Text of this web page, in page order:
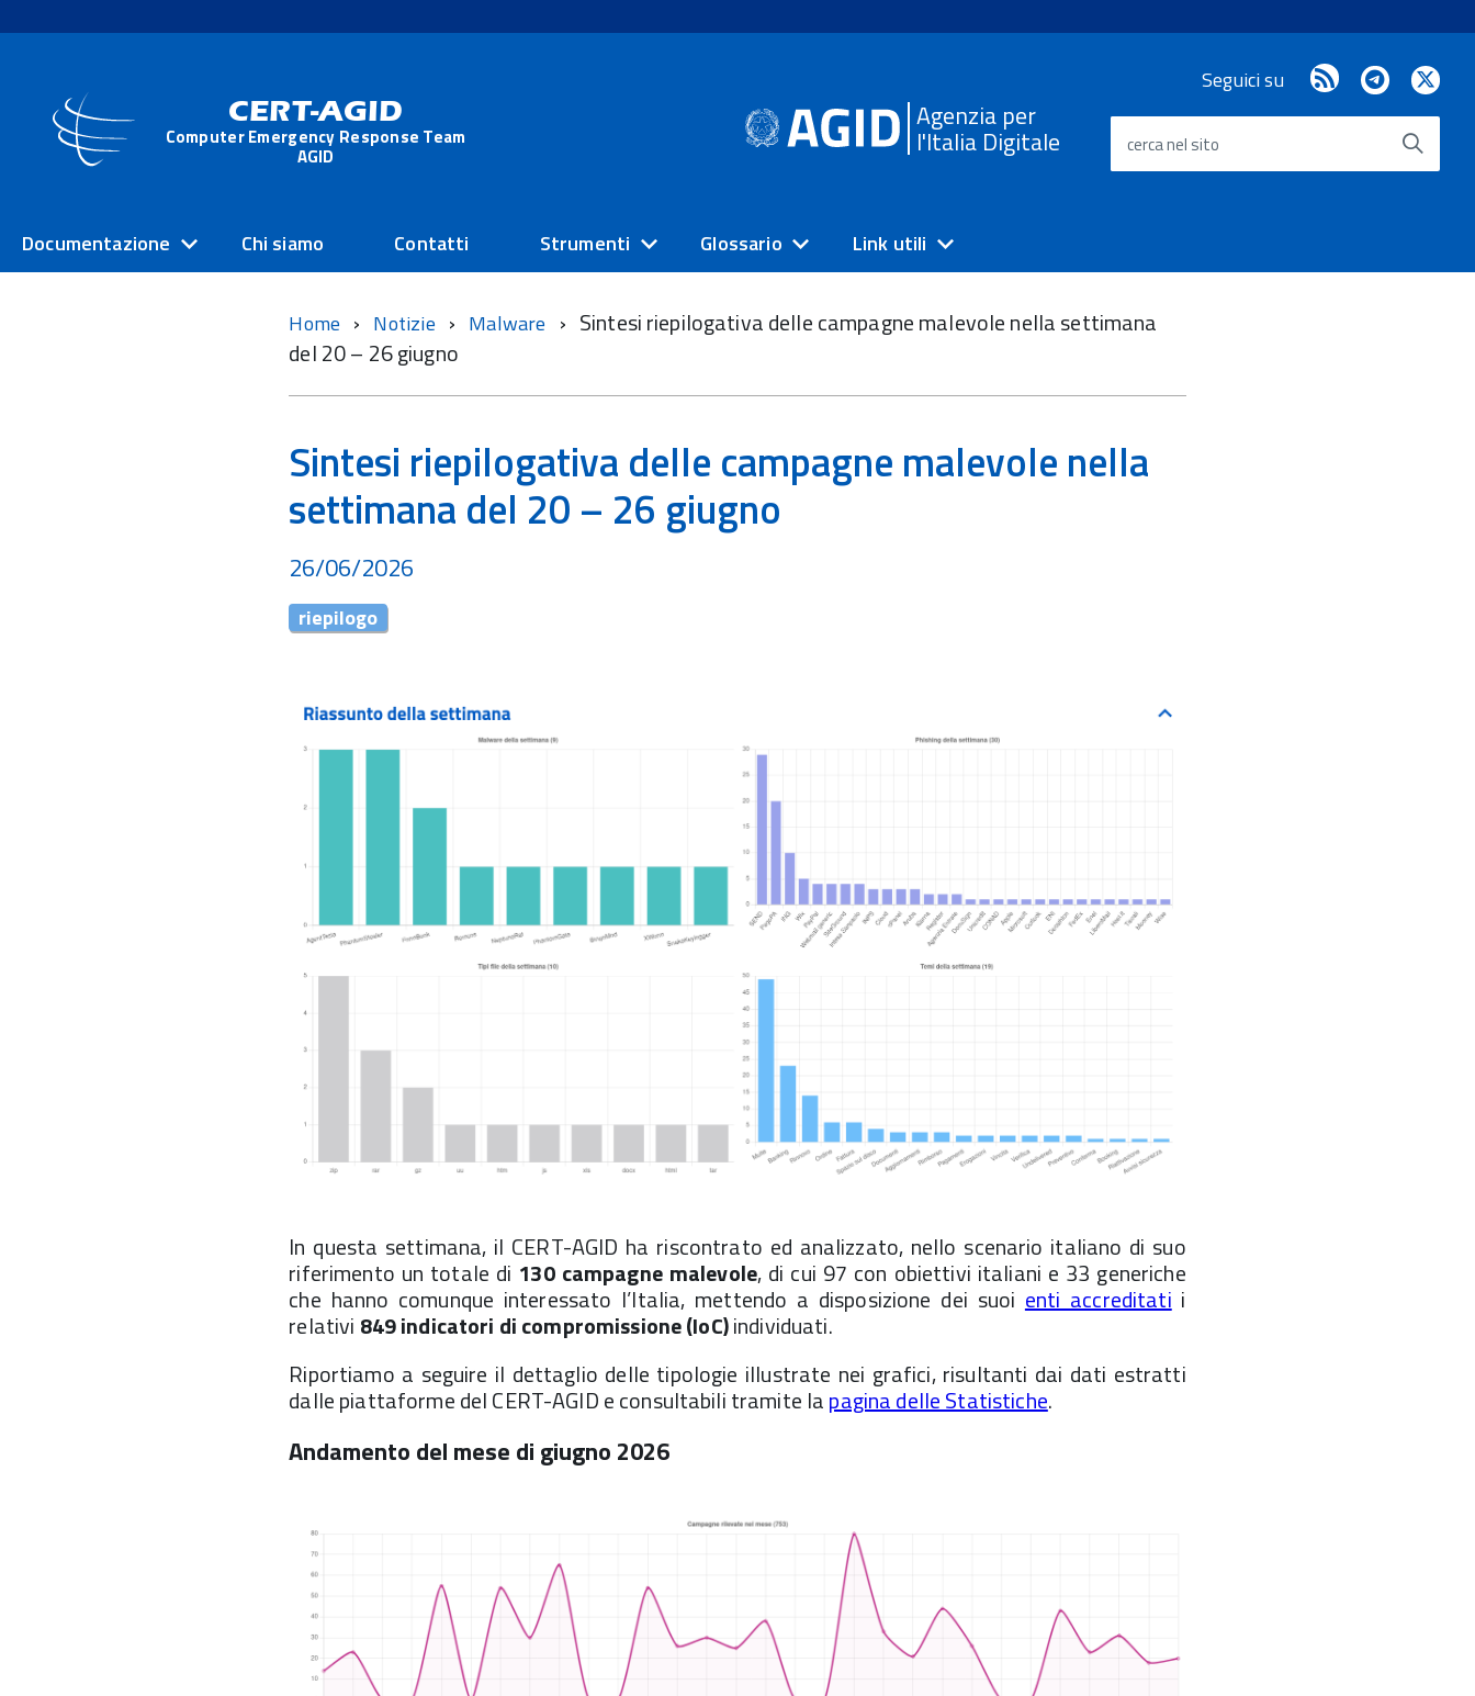
CERT-AGID
Computer Emergency Response Team
AGID
Agenzia per
l'Italia Digitale
Seguici su RSS Telegram
X
cerca nel sito
Documentazione Chi siamo Contatti Strumenti Glossario Link utili
Home Notizie Malware
Sintesi riepilogativa delle campagne malevole nella settimana
del 20 – 26 giugno
Sintesi riepilogativa delle campagne malevole nella
settimana del 20 – 26 giugno
26/06/2026
riepilogo
In questa settimana, il CERT-AGID ha riscontrato ed analizzato, nello scenario italiano di suo
riferimento un totale di 130 campagne malevole, di cui 97 con obiettivi italiani e 33 generiche
che hanno comunque interessato l’Italia, mettendo a disposizione dei suoienti accreditatii
relativi 849 indicatori di compromissione (IoC)individuati.
Riportiamo a seguire il dettaglio delle tipologie illustrate nei grafici, risultanti dai dati estratti
dalle piattaforme del CERT-AGID e consultabili tramite lapagina delle Statistiche.
Andamento del mese di giugno 2026